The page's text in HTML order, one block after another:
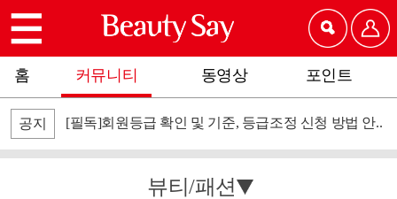
홈 커뮤니티 동영상 포인트
공지 [필독]회원등급 확인 및 기준, 등급조정 신청 방법 안..
뷰티/패션